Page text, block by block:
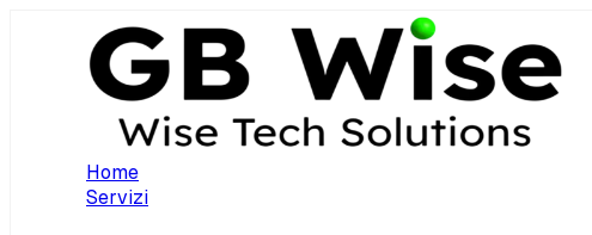
Home
Servizi